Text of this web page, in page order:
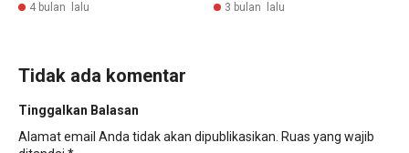
4 bulan lalu 3 bulan lalu
Tidak ada komentar
Tinggalkan Balasan
Alamat email Anda tidak akan dipublikasikan. Ruas yang wajib